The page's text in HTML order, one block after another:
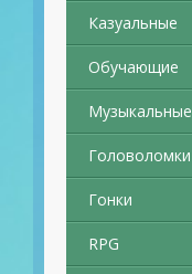
Казуальные
Обучающие
Музыкальные
Головоломки
Гонки
RPG